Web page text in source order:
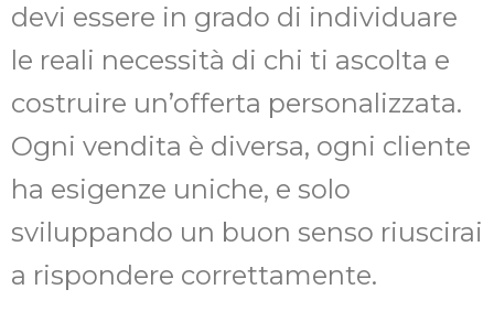
devi essere in grado di individuare
le reali necessità di chi ti ascolta e
costruire un’offerta personalizzata.
Ogni vendita è diversa, ogni cliente
ha esigenze uniche, e solo
sviluppando un buon senso riuscirai
a rispondere correttamente.